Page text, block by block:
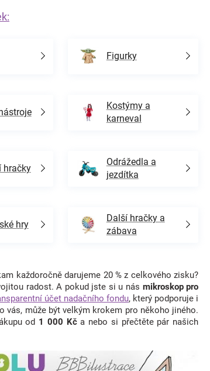
Figurky
Kostýmy a
karneval
hračky
Odrážedla a
jezdítka
hry
Další hračky a
zábava
každoročně darujeme 20 % z celkového zisku?
radost. A pokud jste si u nás mikroskop pro
účet nadačního fondu, který podporuje i
vás, může být velkým krokem pro někoho jiného.
od 1 000 Kča nebo si přečtěte pár našich